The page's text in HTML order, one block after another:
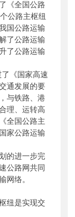
《全国公路
公路主枢纽
国公路运输
了公路运输
了公路运输
《国家高速
通发展的要
与铁路、港
理、运转高
全国公路主
家公路运输
的进一步完
公路网共同
络。
纽是实现交